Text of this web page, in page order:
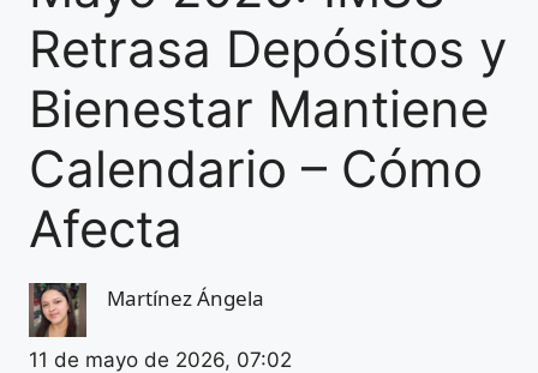
Retrasa Depósitos y
Bienestar Mantiene
Calendario – Cómo
Afecta
Martínez Ángela
11 de mayo de 2026, 07:02